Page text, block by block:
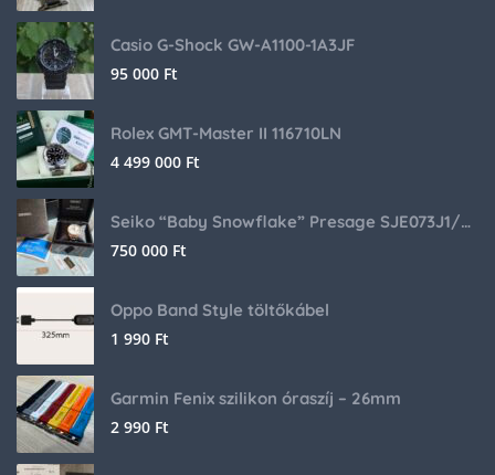
Casio G-Shock GW-A1100-1A3JF
95 000 Ft
Rolex GMT-Master II 116710LN
4 499 000 Ft
Seiko “Baby Snowflake” Presage SJE073J1/SARA015 Limited Edition
750 000 Ft
Oppo Band Style töltőkábel
1 990 Ft
Garmin Fenix szilikon óraszíj – 26mm
2 990 Ft